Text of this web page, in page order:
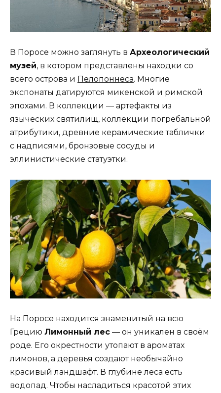
В Поросе можно заглянуть в Археологический
музей, в котором представлены находки со
всего острова и Пелопоннеса. Многие
экспонаты датируются микенской и римской
эпохами. В коллекции — артефакты из
языческих святилищ, коллекции погребальной
атрибутики, древние керамические таблички
с надписями, бронзовые сосуды и
эллинистические статуэтки.
На Поросе находится знаменитый на всю
Грецию Лимонный лес — он уникален в своём
роде. Его окрестности утопают в ароматах
лимонов, а деревья создают необычайно
красивый ландшафт. В глубине леса есть
водопад. Чтобы насладиться красотой этих